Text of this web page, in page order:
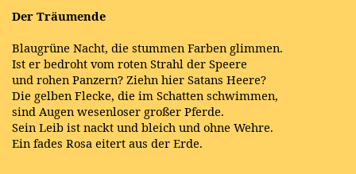
Der Träumende
Blaugrüne Nacht, die stummen Farben glimmen.
Ist er bedroht vom roten Strahl der Speere
und rohen Panzern? Ziehn hier Satans Heere?
Die gelben Flecke, die im Schatten schwimmen,
sind Augen wesenloser großer Pferde.
Sein Leib ist nackt und bleich und ohne Wehre.
Ein fades Rosa eitert aus der Erde.